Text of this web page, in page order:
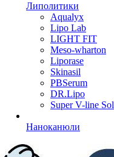
Липолитики
Aqualyx
Lipo Lab
LIGHT FIT
Meso-wharton
Liporase
Skinasil
PBSerum
DR.Lipo
Super V-line Sol
Наноканюли